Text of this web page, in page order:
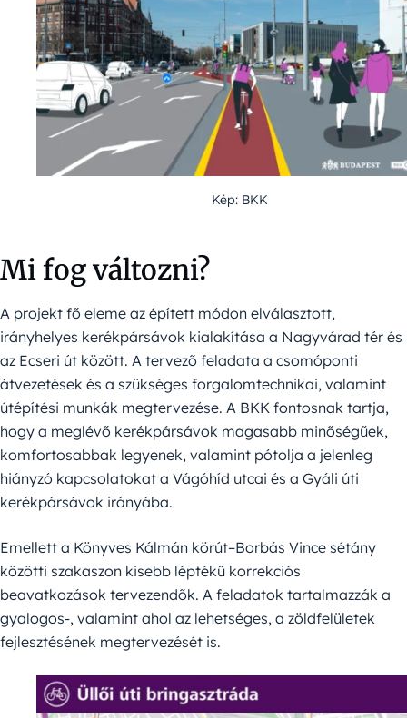
Kép: BKK
Mi fog változni?
A projekt fő eleme az épített módon elválasztott,
irányhelyes kerékpársávok kialakítása a Nagyvárad tér és
az Ecseri út között. A tervező feladata a csomóponti
átvezetések és a szükséges forgalomtechnikai, valamint
útépítési munkák megtervezése. A BKK fontosnak tartja,
hogy a meglévő kerékpársávok magasabb minőségűek,
komfortosabbak legyenek, valamint pótolja a jelenleg
hiányzó kapcsolatokat a Vágóhíd utcai és a Gyáli úti
kerékpársávok irányába.
Emellett a Könyves Kálmán körút–Borbás Vince sétány
közötti szakaszon kisebb léptékű korrekciós
beavatkozások tervezendők. A feladatok tartalmazzák a
gyalogos-, valamint ahol az lehetséges, a zöldfelületek
fejlesztésének megtervezését is.